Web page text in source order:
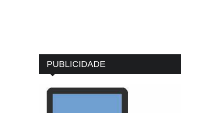
PUBLICIDADE